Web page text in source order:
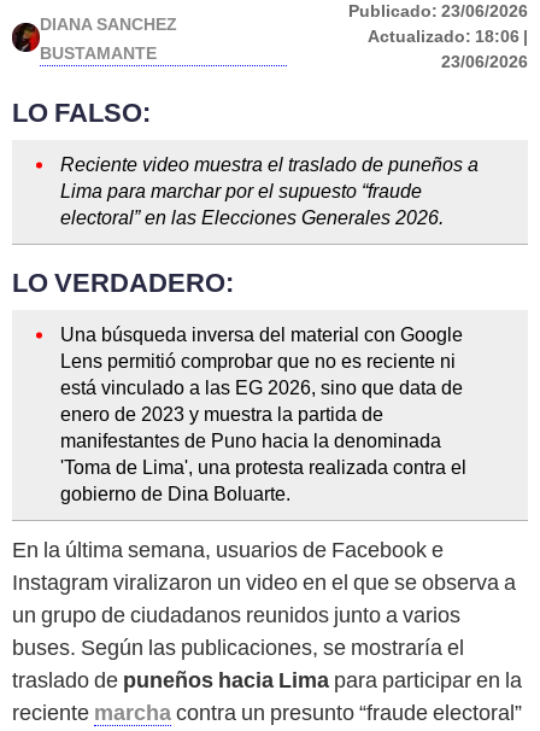
DIANA SANCHEZ
BUSTAMANTE
Publicado: 23/06/2026
Actualizado: 18:06 |
23/06/2026
LO FALSO:
Reciente video muestra el traslado de puneños a
Lima para marchar por el supuesto “fraude
electoral” en las Elecciones Generales 2026.
LO VERDADERO:
Una búsqueda inversa del material con Google
Lens permitió comprobar que no es reciente ni
está vinculado a las EG 2026, sino que data de
enero de 2023 y muestra la partida de
manifestantes de Puno hacia la denominada
'Toma de Lima', una protesta realizada contra el
gobierno de Dina Boluarte.
En la última semana, usuarios de Facebook e
Instagram viralizaron un video en el que se observa a
un grupo de ciudadanos reunidos junto a varios
buses. Según las publicaciones, se mostraría el
traslado de puneños hacia Lima para participar en la
reciente marchacontra un presunto “fraude electoral”